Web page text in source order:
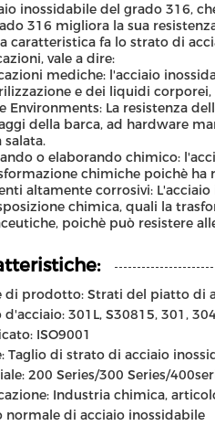
inossidabile del grado 316,
316 migliora la sua
caratteristica fa lo strato di
vale a dire:
mediche: l'acciaio
e dei liquidi
Environments: La resistenza
della barca, ad hardware
salata.
o elaborando chimico:
chimiche poichè ha
altamente corrosivi:
chimica, quali la
poichè può resistere
di prodotto: Strati del piatto di
d'acciaio: 301L, S30815, 301,
ISO9001
Taglio di strato di acciaio
200 Series/300 Series/
Industria chimica,
normale di acciaio inossidabile